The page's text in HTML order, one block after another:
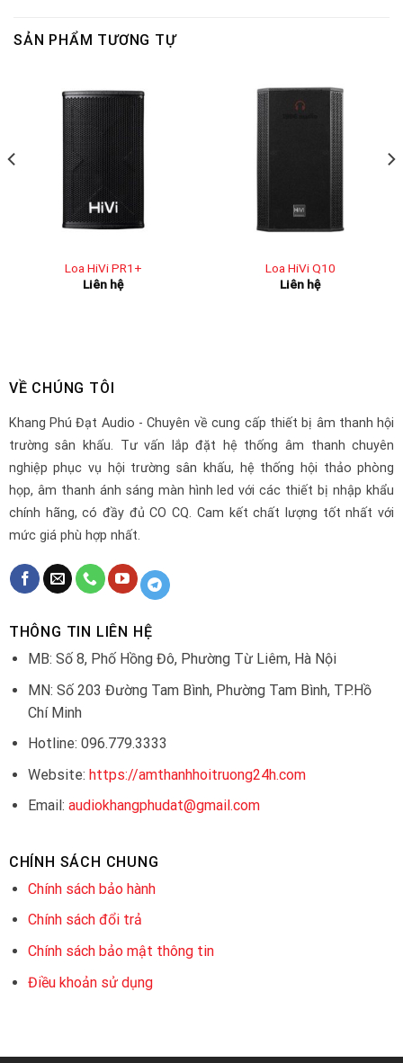
SẢN PHẨM TƯƠNG TỰ
Loa HiVi PR1+
Liên hệ
Loa HiVi Q10
Liên hệ
VỀ CHÚNG TÔI
Khang Phú Đạt Audio - Chuyên về cung cấp thiết bị âm thanh hội
trường sân khấu. Tư vấn lắp đặt hệ thống âm thanh chuyên
nghiệp phục vụ hội trường sân khấu, hệ thống hội thảo phòng
họp, âm thanh ánh sáng màn hình led với các thiết bị nhập khẩu
chính hãng, có đầy đủ CO CQ. Cam kết chất lượng tốt nhất với
mức giá phù hợp nhất.
THÔNG TIN LIÊN HỆ
MB: Số 8, Phố Hồng Đô, Phường Từ Liêm, Hà Nội
MN: Số 203 Đường Tam Bình, Phường Tam Bình, TP.Hồ
Chí Minh
Hotline: 096.779.3333
Website: https://amthanhhoitruong24h.com
Email: audiokhangphudat@gmail.com
CHÍNH SÁCH CHUNG
Chính sách bảo hành
Chính sách đổi trả
Chính sách bảo mật thông tin
Điều khoản sử dụng